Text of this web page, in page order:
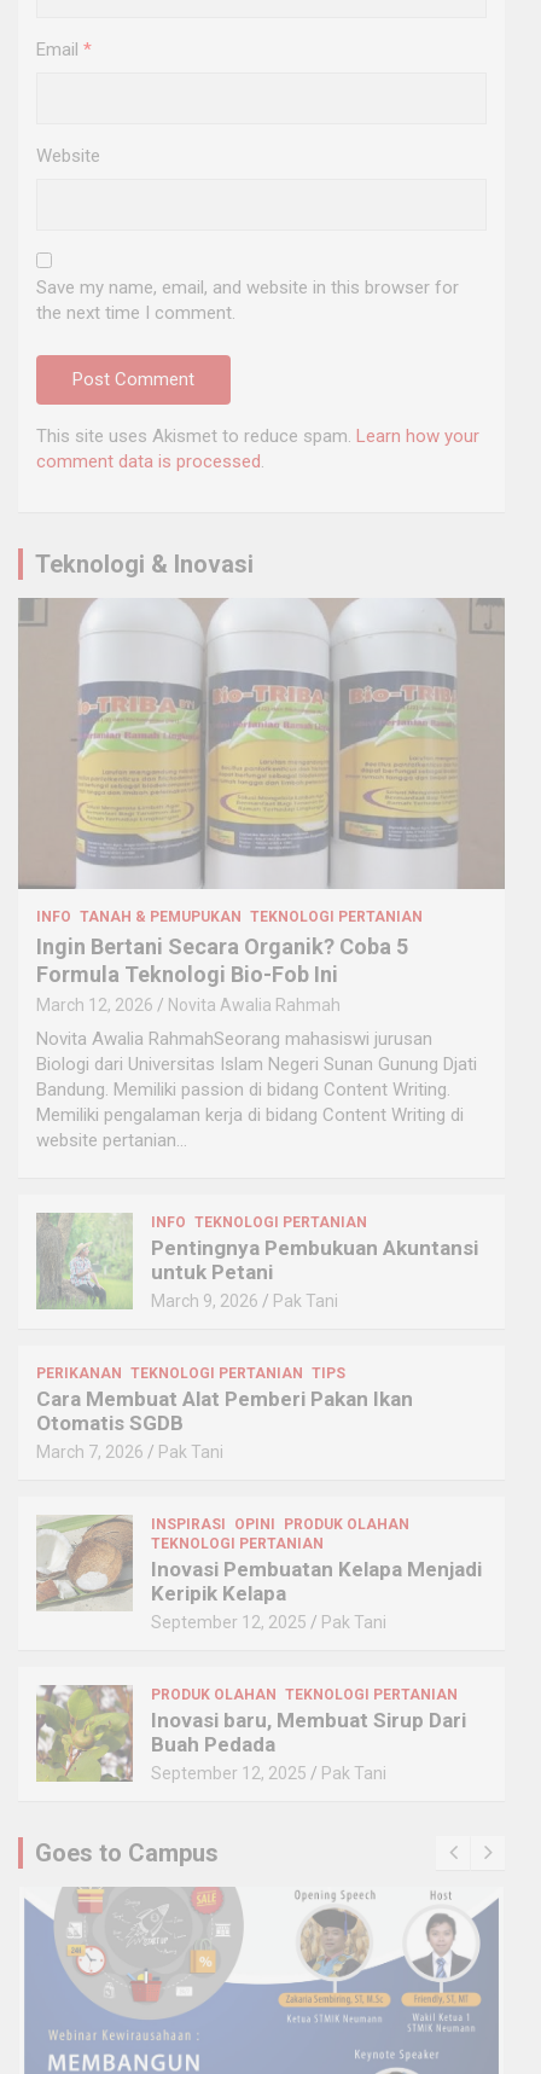
Email *
Website
Save my name, email, and website in this browser for
the next time I comment.
This site uses Akismet to reduce spam. Learn how your
comment data is processed
Teknologi & Inovasi
INFO TANAH & PEMUPUKAN TEKNOLOGI PERTANIAN
Ingin Bertani Secara Organik? Coba 5
Formula Teknologi Bio-Fob Ini
March 12, 2026 Novita Awalia Rahmah
Novita Awalia RahmahSeorang mahasiswi jurusan
Biologi dari Universitas Islam Negeri Sunan Gunung Djati
Bandung. Memiliki passion di bidang Content Writing.
Memiliki pengalaman kerja di bidang Content Writing di
website pertanian…
INFO TEKNOLOGI PERTANIAN
Pentingnya Pembukuan Akuntansi
untuk Petani
March 9, 2026 Pak Tani
PERIKANAN TEKNOLOGI PERTANIAN TIPS
Cara Membuat Alat Pemberi Pakan Ikan
Otomatis SGDB
March 7, 2026 Pak Tani
INSPIRASI OPINI
PRODUK OLAHAN
TEKNOLOGI PERTANIAN
Inovasi Pembuatan Kelapa Menjadi
Keripik Kelapa
September 12, 2025 Pak Tani
PRODUK OLAHAN TEKNOLOGI PERTANIAN
Inovasi baru, Membuat Sirup Dari
Buah Pedada
September 12, 2025 Pak Tani
Goes to Campus